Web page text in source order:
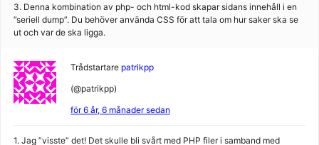
3. Denna kombination av php- och html-kod skapar sidans innehåll i en
”seriell dump”. Du behöver använda CSS för att tala om hur saker ska se
ut och var de ska ligga.
Trådstartare patrikpp
(@patrikpp)
för 6 år, 6 månader sedan
1. Jag ”visste” det! Det skulle bli svårt med PHP filer i samband med